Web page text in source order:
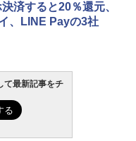
済すると20％還元、
、LINE Payの3社
て最新記事をチ